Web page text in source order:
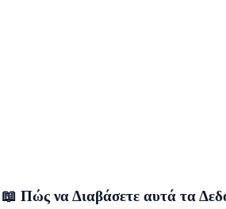
📖 Πώς να Διαβάσετε αυτά τα